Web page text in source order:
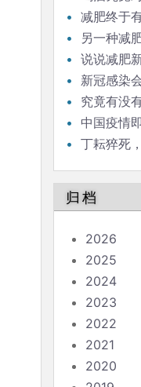
减肥终于
另一种减
说说减肥
新冠感染
究竟有没
中国疫情
丁耘猝死
归档
2026
2025
2024
2023
2022
2021
2020